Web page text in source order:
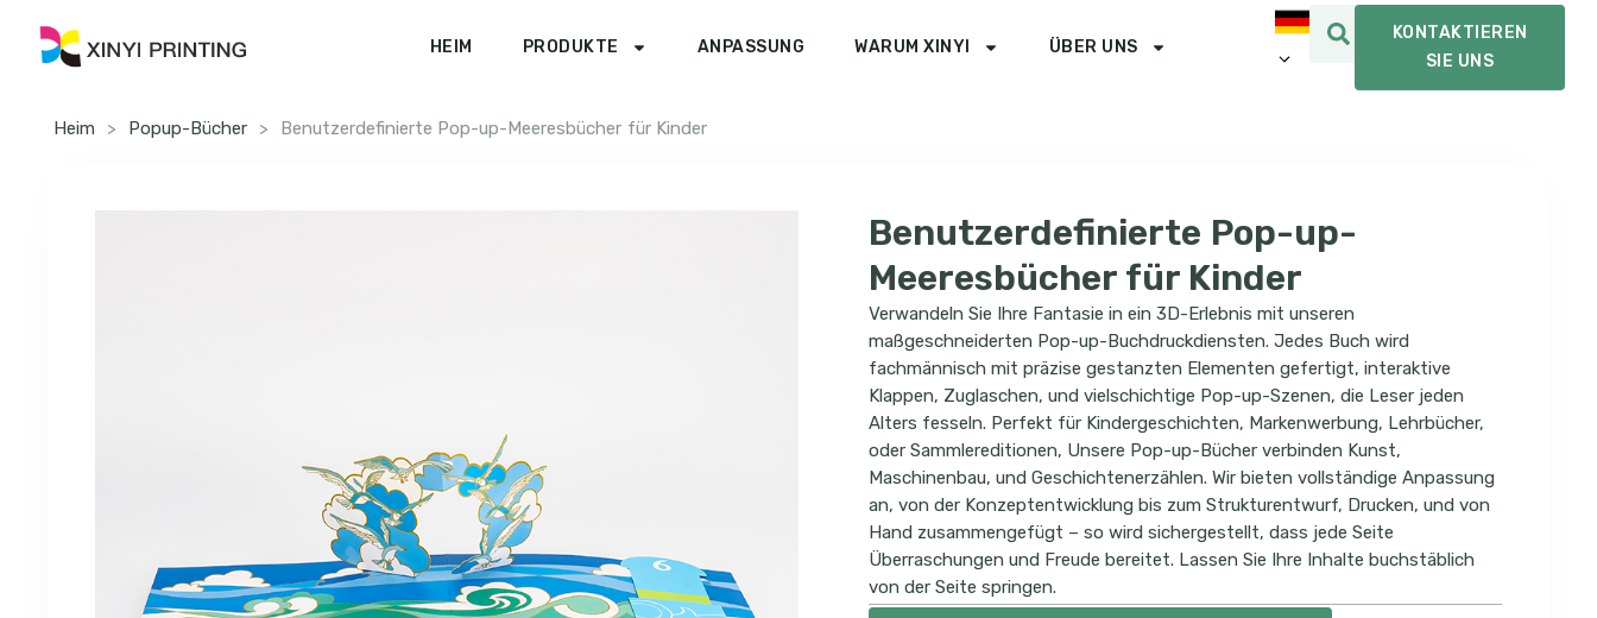
HEIM PRODUKTE ANPASSUNG WARUM XINYI ÜBER UNS
KONTAKTIEREN
SIE UNS
Heim > Popup-Bücher > Benutzerdefinierte Pop-up-Meeresbücher für Kinder
Benutzerdefinierte Pop-up-
Meeresbücher für Kinder
Verwandeln Sie Ihre Fantasie in ein 3D-Erlebnis mit unseren
maßgeschneiderten Pop-up-Buchdruckdiensten. Jedes Buch wird
fachmännisch mit präzise gestanzten Elementen gefertigt, interaktive
Klappen, Zuglaschen, und vielschichtige Pop-up-Szenen, die Leser jeden
Alters fesseln. Perfekt für Kindergeschichten, Markenwerbung, Lehrbücher,
oder Sammlereditionen, Unsere Pop-up-Bücher verbinden Kunst,
Maschinenbau, und Geschichtenerzählen. Wir bieten vollständige Anpassung
an, von der Konzeptentwicklung bis zum Strukturentwurf, Drucken, und von
Hand zusammengefügt – so wird sichergestellt, dass jede Seite
Überraschungen und Freude bereitet. Lassen Sie Ihre Inhalte buchstäblich
von der Seite springen.